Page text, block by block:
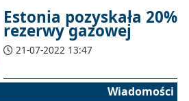
Estonia pozyskała 20%
rezerwy gazowej
21-07-2022 13:47
Wiadomości